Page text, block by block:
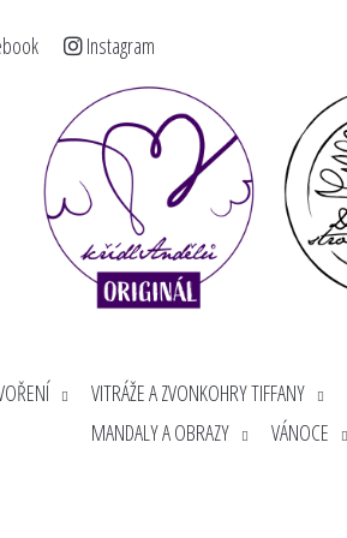
Instagram
VITRÁŽE A ZVONKOHRY TIFFANY
MANDALY A OBRAZY
VÁNOCE
Co potřebujete najít?
HLEDAT